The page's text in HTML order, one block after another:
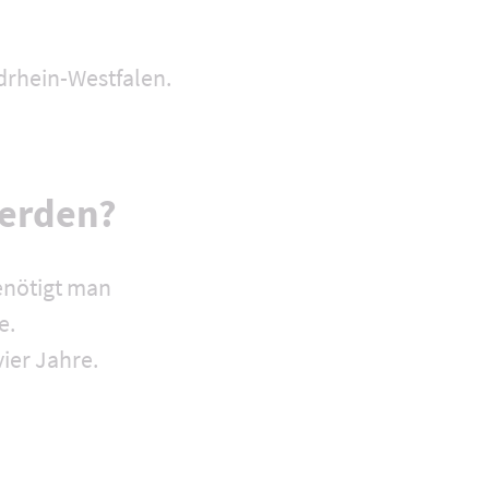
Westfalen.
man
Jahre.